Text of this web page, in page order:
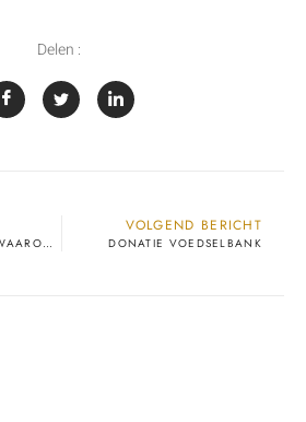
Delen :
ONZE EERSTE BLOG: WAAROM KIEZEN VOOR TWEEDEHANDS?
VOLGEND BERICHT
DONATIE VOEDSELBANK